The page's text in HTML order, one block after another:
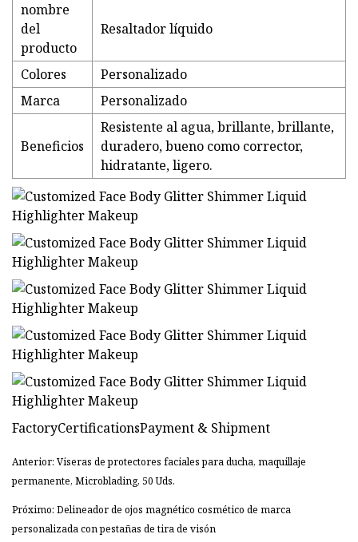
nombre
del
producto
Resaltador líquido
Colores
Personalizado
Marca
Personalizado
Beneficios
Resistente al agua, brillante, brillante,
duradero, bueno como corrector,
hidratante, ligero.
FactoryCertificationsPayment & Shipment
Anterior: Viseras de protectores faciales para ducha, maquillaje
permanente, Microblading, 50 Uds.
Próximo: Delineador de ojos magnético cosmético de marca
personalizada con pestañas de tira de visón